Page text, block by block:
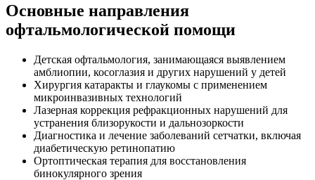
Основные направления
офтальмологической помощи
Детская офтальмология, занимающаяся выявлением
амблиопии, косоглазия и других нарушений у детей
Хирургия катаракты и глаукомы с применением
микроинвазивных технологий
Лазерная коррекция рефракционных нарушений для
устранения близорукости и дальнозоркости
Диагностика и лечение заболеваний сетчатки, включая
диабетическую ретинопатию
Ортоптическая терапия для восстановления
бинокулярного зрения